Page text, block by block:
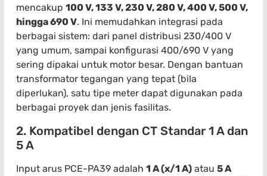
mencakup 100 V, 133 V, 230 V, 280 V, 400 V, 500 V,
hingga 690 V. Ini memudahkan integrasi pada
berbagai sistem: dari panel distribusi 230/400 V
yang umum, sampai konfigurasi 400/690 V yang
sering dipakai untuk motor besar. Dengan bantuan
transformator tegangan yang tepat (bila
diperlukan), satu tipe meter dapat digunakan pada
berbagai proyek dan jenis fasilitas.
2. Kompatibel dengan CT Standar 1 A dan
5 A
Input arus PCE-PA39 adalah 1 A (x/1 A) atau 5 A